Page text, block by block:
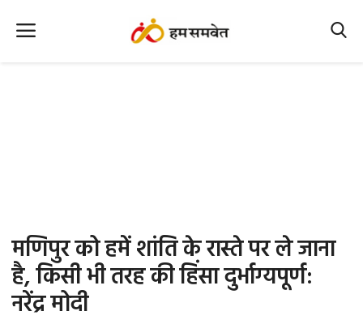
Office Office
Political Gossips
मणिपुर को हमें शांति के रास्ते पर ले जाना
है, किसी भी तरह की हिंसा दुर्भाग्यपूर्ण:
नरेंद्र मोदी